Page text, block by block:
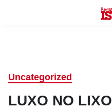
Uncategorized
LUXO NO LIXO